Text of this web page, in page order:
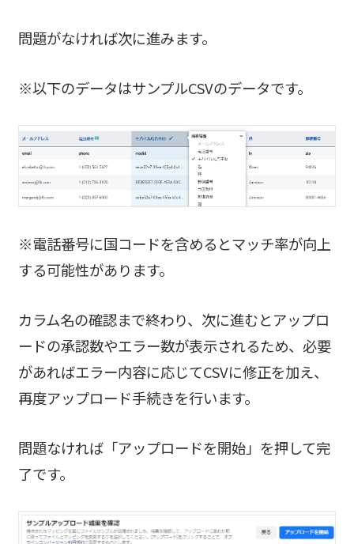
問題がなければ次に進みます。
※以下のデータはサンプルCSVのデータです。
※電話番号に国コードを含めるとマッチ率が向上
する可能性があります。
カラム名の確認まで終わり、次に進むとアップロ
ードの承認数やエラー数が表示されるため、必要
があればエラー内容に応じてCSVに修正を加え、
再度アップロード手続きを行います。
問題なければ「アップロードを開始」を押して完
了です。